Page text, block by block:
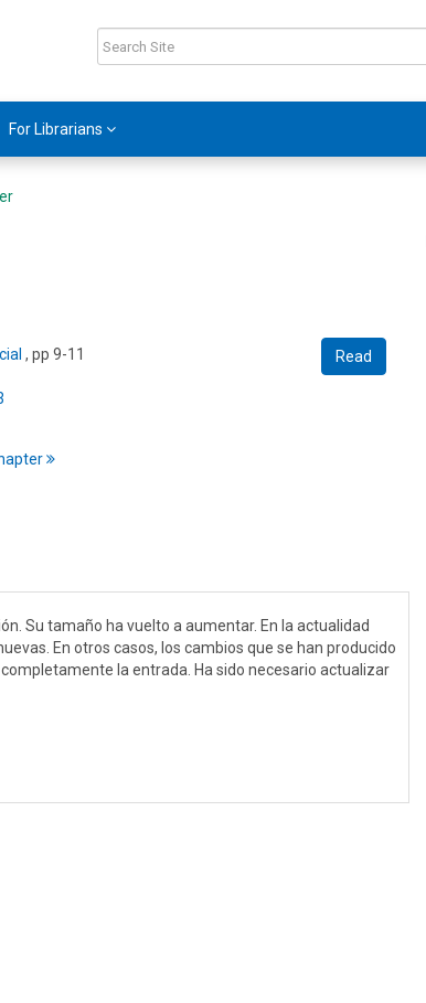
For Librarians
Read
, pp 9-11
Su tamaño ha vuelto a aumentar. En la actualidad
En otros casos, los cambios que se han producido
la entrada. Ha sido necesario actualizar